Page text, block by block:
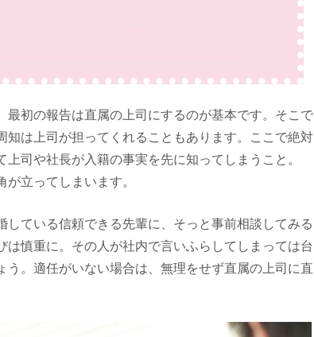
最初の報告は直属の上司にするのが基本です。そこで
知は上司が担ってくれることもあります。ここで絶対
司や社長が入籍の事実を先に知ってしまうこと。
が立ってしまいます。
ている信頼できる先輩に、そっと事前相談してみる
慎重に。その人が社内で言いふらしてしまっては台
。適任がいない場合は、無理をせず直属の上司に直